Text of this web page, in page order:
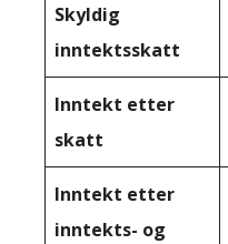
Skyldig
inntektsskatt
Inntekt etter
skatt
Inntekt etter
inntekts- og